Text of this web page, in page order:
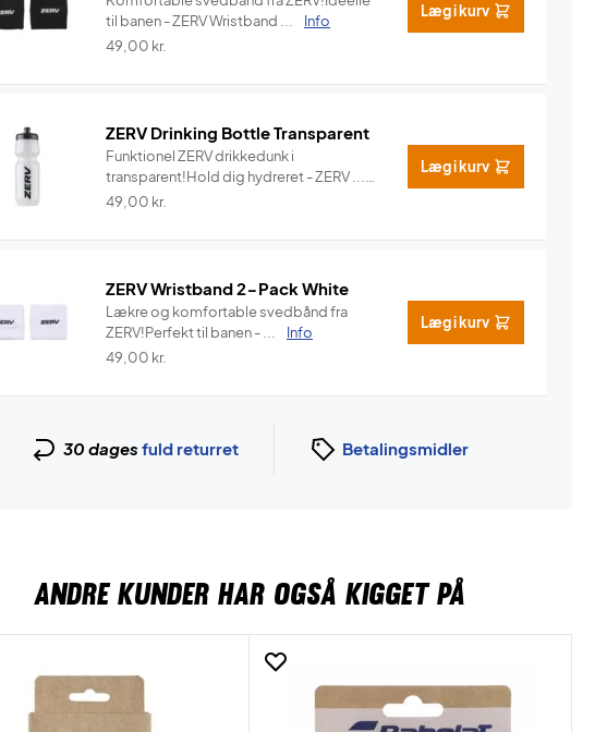
til banen - ZERV Wristband ...
Info
49,00 kr.
Læg i kurv
ZERV Drinking Bottle Transparent
Funktionel ZERV drikkedunk i
transparent!Hold dig hydreret - ZERV ...
Info
49,00 kr.
Læg i kurv
ZERV Wristband 2-Pack White
Lækre og komfortable svedbånd fra
ZERV!Perfekt til banen - ...
Info
49,00 kr.
Læg i kurv
30 dages fuld returret Betalingsmidler
ANDRE KUNDER HAR OGSÅ KIGGET PÅ